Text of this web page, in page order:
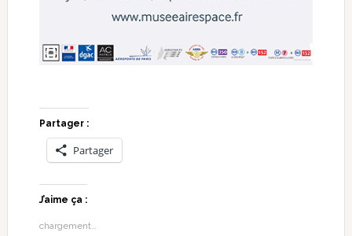
Partager :
Partager
J’aime ça :
chargement…